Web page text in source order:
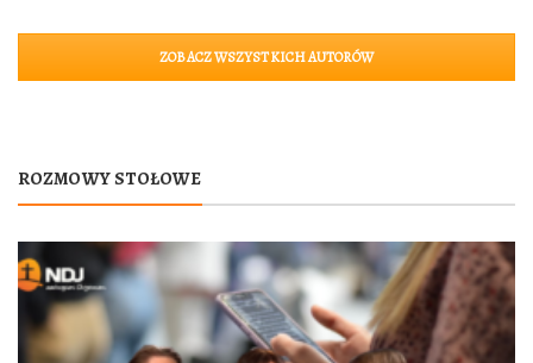
ZOBACZ WSZYSTKICH AUTORÓW
ROZMOWY STOŁOWE